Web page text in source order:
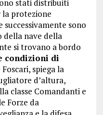
stati distribuiti
la protezione
successivamente sono
nave della
si trovano a bordo
condizioni di
spiega la
d’altura,
classe Comandanti e
Forze da